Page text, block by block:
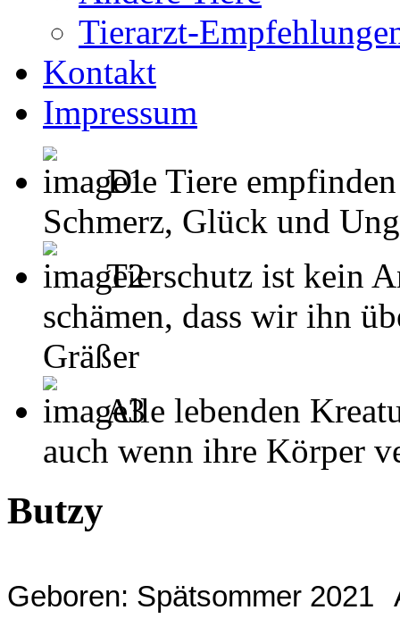
Tierarzt-
Kontakt
Impressum
Die Tiere
Schmerz, Glück und
Tierschutz ist kein
schämen, dass wir ihn
Gräßer
Alle lebenden
auch wenn ihre Körper
Butzy
Geboren: Spätsommer 2021